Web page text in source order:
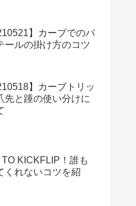
】カーブでのバ
ールの掛け方のコツ
】カーブトリッ
先と踵の使い分けに
TO KICKFLIP！誰も
くれないコツを紹